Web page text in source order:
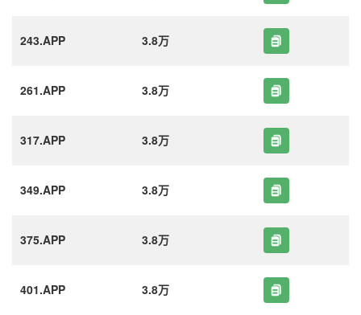
243.APP 3.8万
261.APP 3.8万
317.APP 3.8万
349.APP 3.8万
375.APP 3.8万
401.APP 3.8万